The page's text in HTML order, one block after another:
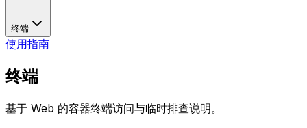
终端
使用指南
终端
基于 Web 的容器终端访问与临时排查说明。